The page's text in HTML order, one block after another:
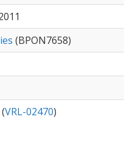
(BPON7658)
VRL-02470)